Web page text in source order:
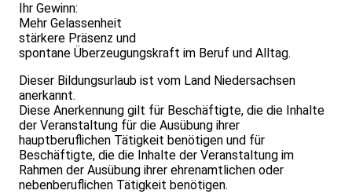
Ihr Gewinn:
Mehr Gelassenheit
stärkere Präsenz und
spontane Überzeugungskraft im Beruf und Alltag.
Dieser Bildungsurlaub ist vom Land Niedersachsen
anerkannt.
Diese Anerkennung gilt für Beschäftigte, die die Inhalte
der Veranstaltung für die Ausübung ihrer
hauptberuflichen Tätigkeit benötigen und für
Beschäftigte, die die Inhalte der Veranstaltung im
Rahmen der Ausübung ihrer ehrenamtlichen oder
nebenberuflichen Tätigkeit benötigen.